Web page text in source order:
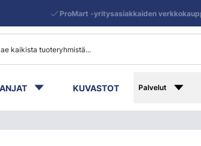
KUVASTOT Palvelut
ProMart -yritysasiakkaiden